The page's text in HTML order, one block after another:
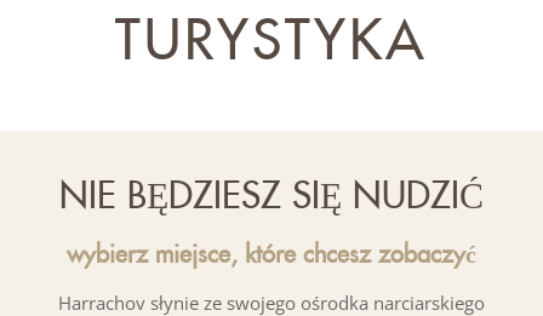
TURYSTYKA
NIE BĘDZIESZ SIĘ NUDZIĆ
wybierz miejsce, które chcesz zobaczyć
Harrachov słynie ze swojego ośrodka narciarskiego